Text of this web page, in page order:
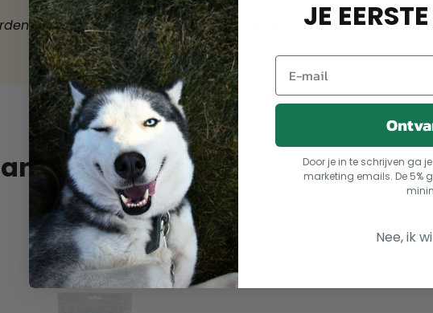
assorti geleverd. Voor een specifieke kleur kun je vooraf
SKU: 4011905345819 Categorieën:
JE
Door je in te schrijven ga
marketing emails. De 5%
Nee, ik